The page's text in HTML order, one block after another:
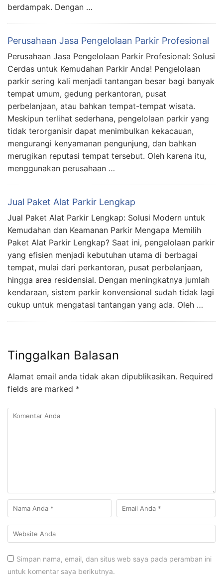
berdampak. Dengan …
Perusahaan Jasa Pengelolaan Parkir Profesional
Perusahaan Jasa Pengelolaan Parkir Profesional: Solusi
Cerdas untuk Kemudahan Parkir Anda! Pengelolaan
parkir sering kali menjadi tantangan besar bagi banyak
tempat umum, gedung perkantoran, pusat
perbelanjaan, atau bahkan tempat-tempat wisata.
Meskipun terlihat sederhana, pengelolaan parkir yang
tidak terorganisir dapat menimbulkan kekacauan,
mengurangi kenyamanan pengunjung, dan bahkan
merugikan reputasi tempat tersebut. Oleh karena itu,
menggunakan perusahaan …
Jual Paket Alat Parkir Lengkap
Jual Paket Alat Parkir Lengkap: Solusi Modern untuk
Kemudahan dan Keamanan Parkir Mengapa Memilih
Paket Alat Parkir Lengkap? Saat ini, pengelolaan parkir
yang efisien menjadi kebutuhan utama di berbagai
tempat, mulai dari perkantoran, pusat perbelanjaan,
hingga area residensial. Dengan meningkatnya jumlah
kendaraan, sistem parkir konvensional sudah tidak lagi
cukup untuk mengatasi tantangan yang ada. Oleh …
Tinggalkan Balasan
Alamat email anda tidak akan dipublikasikan. Required
fields are marked *
Simpan nama, email, dan situs web saya pada peramban ini
untuk komentar saya berikutnya.